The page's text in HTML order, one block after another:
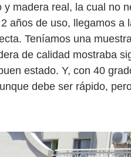
madera real, la cual no
años de uso, llegamos a
Teníamos una
de calidad mostraba
estado. Y, con 40
debe ser rápido,